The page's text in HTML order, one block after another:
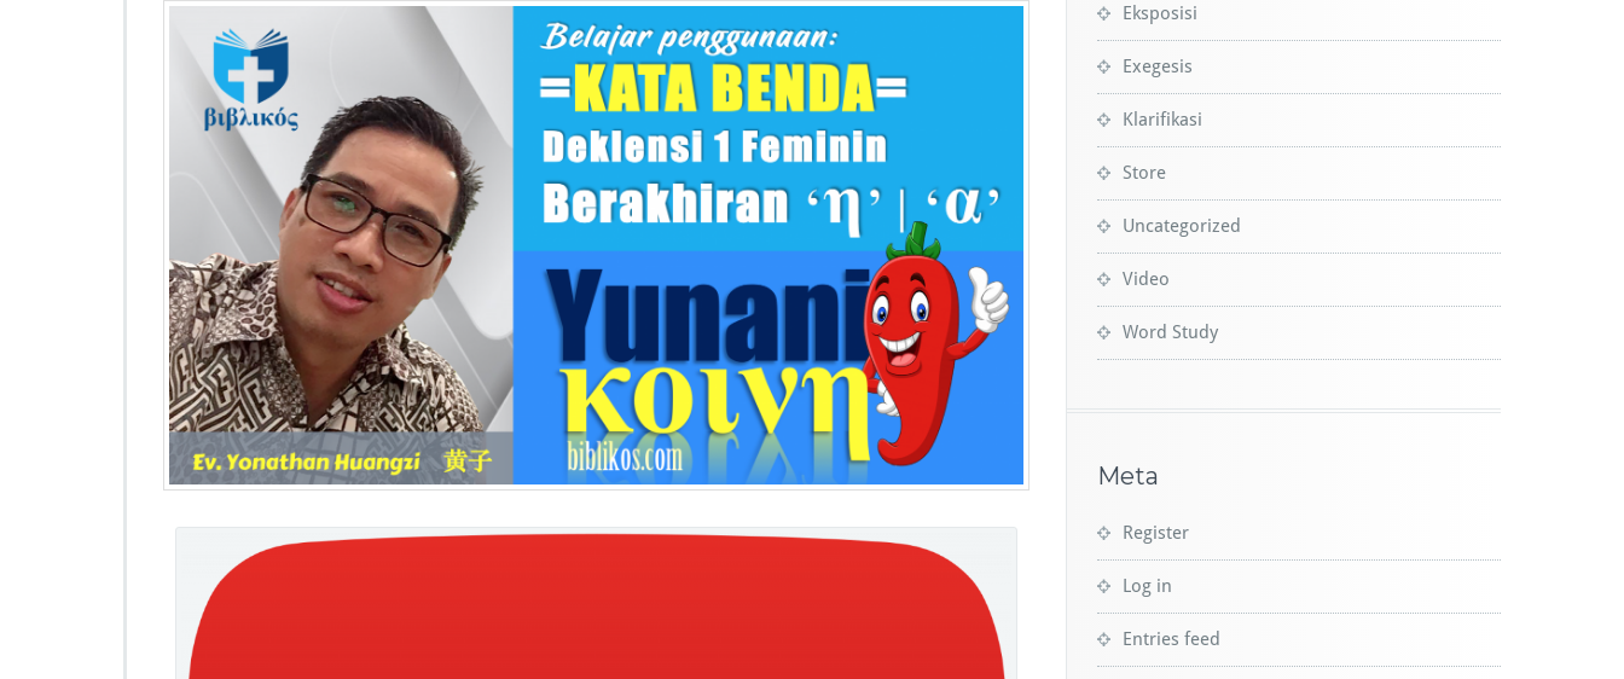
Eksposisi
Exegesis
Klarifikasi
Store
Uncategorized
Video
Word Study
Meta
Register
Log in
Entries feed